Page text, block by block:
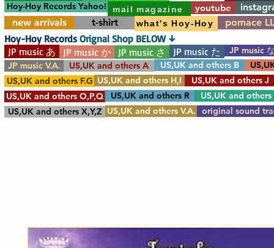
Hoy-Hoy Records Yahoo! mail magazine youtube
new arrivals
t-shirt what's Hoy-Hoy pomace
JP music あ JP music か JP music さ JP music た
JP music
JP music V.A.
US,UK and others A US,UK and others B
US,UK and others F.G US,UK and others H,I
US,UK and others J
US,UK and others O,P,Q
US,UK and others
US,UK and others R
US,UK and others X,Y,Z US,UK and others V.A. original sound
Hoy-Hoy Records Orignal Shop BELOW ↓